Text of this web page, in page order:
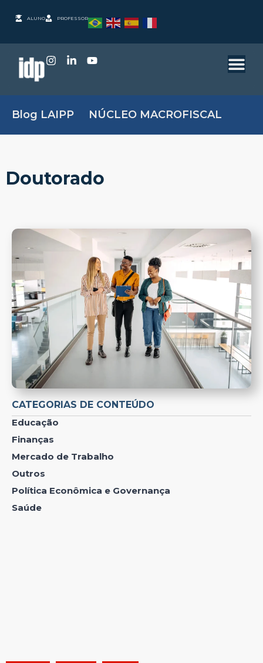
ALUNO PROFESSOR
Blog LAIPP NÚCLEO MACROFISCAL
Doutorado
CATEGORIAS DE CONTEÚDO
Educação
Finanças
Mercado de Trabalho
Outros
Política Econômica e Governança
Saúde